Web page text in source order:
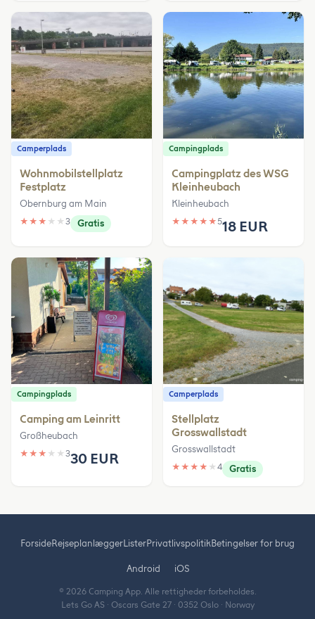
Camperplads
Wohnmobilstellplatz
Festplatz
Obernburg am Main
★ ★ ★ ★ ★ 3 Gratis
Campingplads
Campingplatz des WSG
Kleinheubach
Kleinheubach
★ ★ ★ ★ ★518 EUR
Campingplads
Camping am Leinritt
Großheubach
★ ★ ★ ★ ★ 330 EUR
Camperplads
Stellplatz
Grosswallstadt
Grosswallstadt
★ ★ ★ ★ ★ 4 Gratis
ForsideRejseplanlæggerListerPrivatlivspolitikBetingelser for brug
Android iOS
© 2026 Camping App. Alle rettigheder forbeholdes.
Lets Go AS · Oscars Gate 27 · 0352 Oslo · Norway